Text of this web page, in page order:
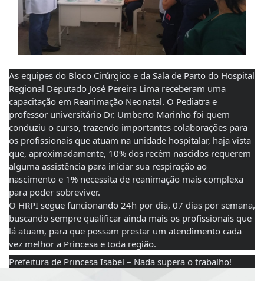
As equipes do Bloco Cirúrgico e da Sala de Parto do Hospital
Regional Deputado José Pereira Lima receberam uma
capacitação em Reanimação Neonatal. O Pediatra e
professor universitário Dr. Umberto Marinho foi quem
conduziu o curso, trazendo importantes colaborações para
os profissionais que atuam na unidade hospitalar, haja vista
que, aproximadamente, 10% dos recém nascidos requerem
alguma assistência para iniciar sua respiração ao
nascimento e 1% necessita de reanimação mais complexa
para poder sobreviver.
O HRPI segue funcionando 24h por dia, 07 dias por semana,
buscando sempre qualificar ainda mais os profissionais que
lá atuam, para que possam prestar um atendimento cada
vez melhor a Princesa e toda região.
Prefeitura de Princesa Isabel – Nada supera o trabalho!